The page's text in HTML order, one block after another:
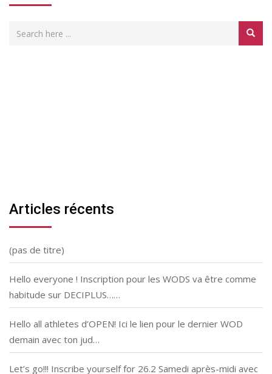
Articles récents
(pas de titre)
Hello everyone ! Inscription pour les WODS va être comme
habitude sur DECIPLUS……
Hello all athletes d’OPEN! Ici le lien pour le dernier WOD
demain avec ton jud…
Let’s go!!! Inscribe yourself for 26.2 Samedi après-midi avec